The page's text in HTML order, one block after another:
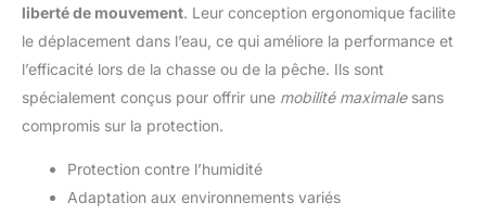
liberté de mouvement. Leur conception ergonomique facilite
le déplacement dans l’eau, ce qui améliore la performance et
l’efficacité lors de la chasse ou de la pêche. Ils sont
spécialement conçus pour offrir une mobilité maximalesans
compromis sur la protection.
Protection contre l’humidité
Adaptation aux environnements variés